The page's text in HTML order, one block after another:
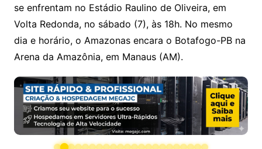
se enfrentam no Estádio Raulino de Oliveira, em
Volta Redonda, no sábado (7), às 18h. No mesmo
dia e horário, o Amazonas encara o Botafogo-PB na
Arena da Amazônia, em Manaus (AM).